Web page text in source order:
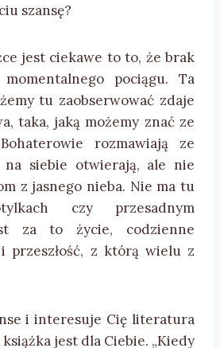
szansę?
jest ciekawe to to, że brak
pociągu. Ta
tu zaobserwować zdaje
taka, jaką możemy znać ze
rozmawiają ze
na siebie otwierają, ale nie
z jasnego nieba. Nie ma tu
czy przesadnym
za to życie, codzienne
przeszłość, z którą wielu z
i interesuje Cię literatura
jest dla Ciebie. „Kiedy